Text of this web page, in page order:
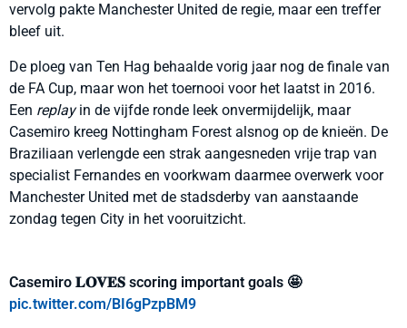
vervolg pakte Manchester United de regie, maar een treffer
bleef uit.
De ploeg van Ten Hag behaalde vorig jaar nog de finale van
de FA Cup, maar won het toernooi voor het laatst in 2016.
Een replayin de vijfde ronde leek onvermijdelijk, maar
Casemiro kreeg Nottingham Forest alsnog op de knieën. De
Braziliaan verlengde een strak aangesneden vrije trap van
specialist Fernandes en voorkwam daarmee overwerk voor
Manchester United met de stadsderby van aanstaande
zondag tegen City in het vooruitzicht.
Casemiro 𝐋𝐎𝐕𝐄𝐒 scoring important goals 🤩
pic.twitter.com/BI6gPzpBM9